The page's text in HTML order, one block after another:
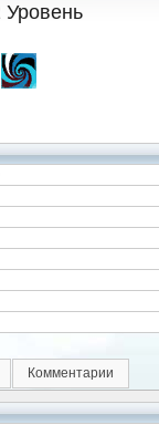
Уровень
Комментарии